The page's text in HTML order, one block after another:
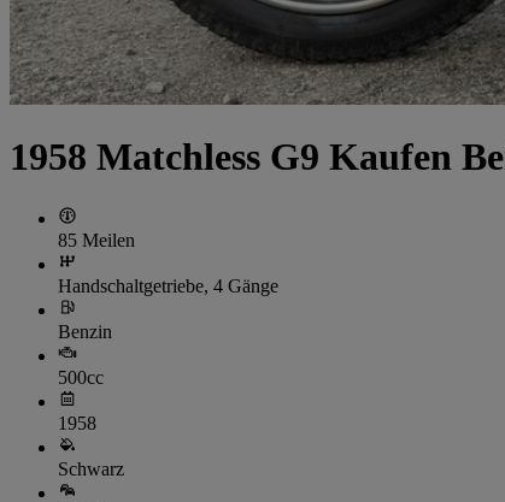
1958 Matchless G9 Kaufen
85 Meilen
Handschaltgetriebe, 4 Gänge
Benzin
500cc
1958
Schwarz